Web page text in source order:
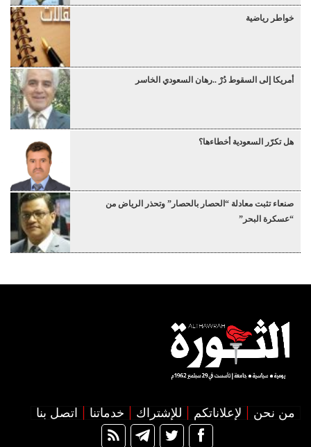
خواطر رياضية
أمريكا إلى السقوط دُرْ ..رهان السعودي الخاسر
هل تكرّر السعودية أخطاءها؟
صنعاء تثبت معادلة “الحصار بالحصار” وتحذر الرياض من
“عسكرة البحر”
من نحن لإعلاناتكم للإشتراك خدماتنا اتصل بنا